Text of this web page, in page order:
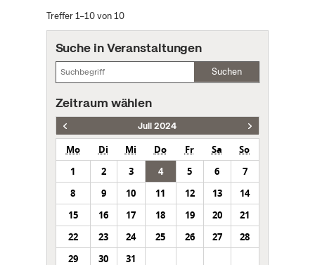
Treffer 1–10 von 10
Suche in Veranstaltungen
Suchen
Zeitraum wählen
Juli 2024
Mo Di Mi Do Fr Sa
So
1
2 3 4 5 6
7
8
9 10 11 12 13
14
15
16 17 18 19 20
21
22
23 24 25 26 27
28
29
30 31